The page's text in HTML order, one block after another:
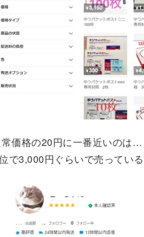
価格の20円に一番近いのは…
で3,000円ぐらいで売っている